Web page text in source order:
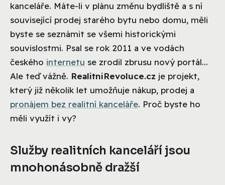
kanceláře. Máte-li v plánu změnu bydliště a s ní
související prodej starého bytu nebo domu, měli
byste se seznámit se všemi historickými
souvislostmi. Psal se rok 2011 a ve vodách
českého internetu se zrodil zbrusu nový portál...
Ale teď vážně. RealitniRevoluce.cz je projekt,
který již několik let umožňuje nákup, prodej a
pronájem bez realitní kanceláře. Proč byste ho
měli využít i vy?
Služby realitních kanceláří jsou
mnohonásobně dražší